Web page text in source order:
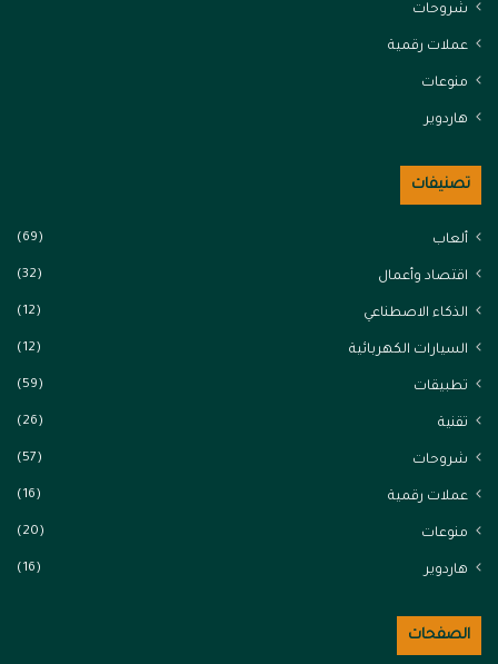
شروحات
عملات رقمية
منوعات
هاردوير
تصنيفات
ألعاب (69)
اقتصاد وأعمال (32)
الذكاء الاصطناعي (12)
السيارات الكهربائية (12)
تطبيقات (59)
تقنية (26)
شروحات (57)
عملات رقمية (16)
منوعات (20)
هاردوير (16)
الصفحات